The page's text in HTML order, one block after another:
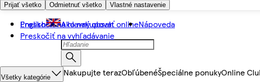
Prijať všetko Odmietnuť všetko Vlastné nastavenie
Preskočiť na hlavný obsah
Preskočiť na vyhľadávanie
English Ako nakupovať onlineNápoveda
Všetky kategórie Nakupujte terazObľúbenéŠpeciálne ponukyOnline